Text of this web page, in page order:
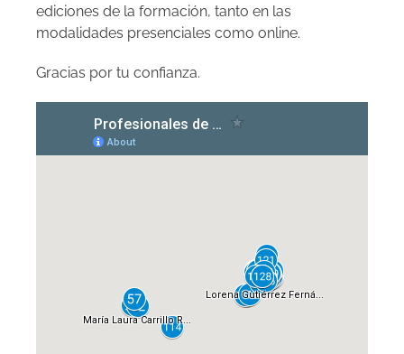
ediciones de la formación, tanto en las
modalidades presenciales como online.
Gracias por tu confianza.